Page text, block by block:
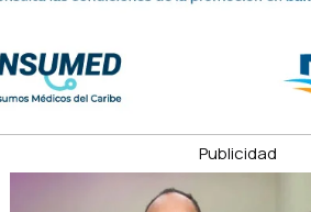
Publicidad